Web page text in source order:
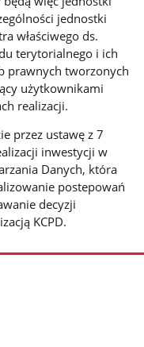
jednostki
właściwego ds.
terytorialnego i ich
prawnych tworzonych
użytkownikami
realizacji.
przez ustawę z 7
inwestycji w
Danych, która
postepowań
decyzji
KCPD.